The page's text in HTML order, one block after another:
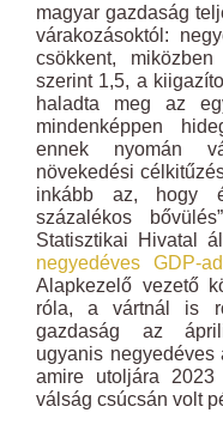
magyar gazdaság
várakozásoktól:
csökkent,
szerint 1,5, a
haladta meg az
mindenképpen
ennek nyomán
növekedési
inkább az, hogy
százalékos
Statisztikai Hivatal
negyedéves GDP-
Alapkezelő vezető
róla, a vártnál is
gazdaság az
ugyanis negyedéves
amire utoljára
válság csúcsán volt